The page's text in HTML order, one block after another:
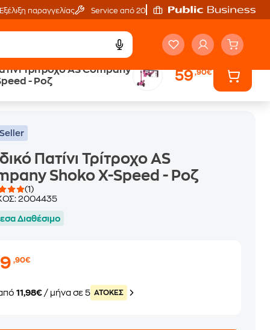
Εξέλιξη παραγγελίας Service από 20'
Τρίτροχο AS Company
- Ροζ
59,90€
AS Company Shoko X-Speed - Ροζ
Πατίνι Τρίτροχο AS
Shoko X-Speed - Ροζ
(1)
2004435
Διαθέσιμο
,90€
11,98€ / μήνα σε 5 ATOKEΣ